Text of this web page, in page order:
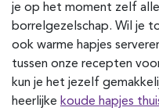
je op het moment zelf
borrelgezelschap. Wil je
ook warme hapjes
tussen onze recepten
kun je het jezelf
heerlijke koude hapjes